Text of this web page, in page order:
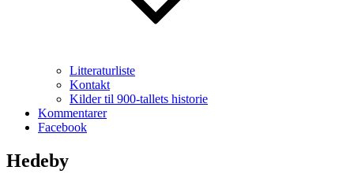
Litteraturliste
Kontakt
Kilder til 900-tallets historie
Kommentarer
Facebook
Hedeby